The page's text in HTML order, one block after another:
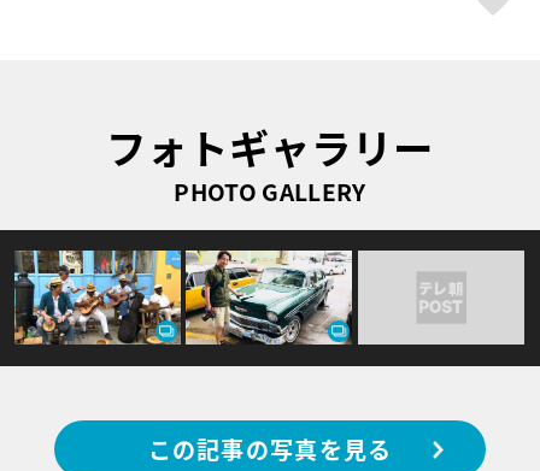
フォトギャラリー
PHOTO GALLERY
この記事の写真を見る